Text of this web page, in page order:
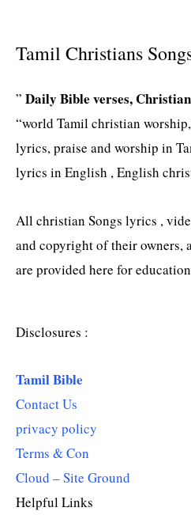
Tamil Christians
” Daily Bible verses,
“world Tamil christian
lyrics, praise and worship in
lyrics in English , English
All christian Songs lyrics ,
and copyright of their owners,
are provided here for
Disclosures :
Tamil Bible
Contact Us
privacy policy
Terms & Con
Cloud – Site Ground
Helpful Links